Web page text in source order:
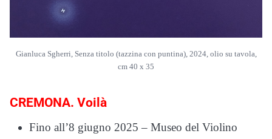
Gianluca Sgherri, Senza titolo (tazzina con puntina), 2024, olio su tavola,
cm 40 x 35
CREMONA. Voilà
Fino all’8 giugno 2025 – Museo del Violino